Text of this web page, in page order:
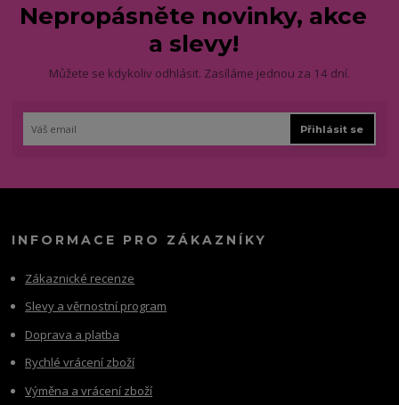
Nepropásněte novinky, akce
a slevy!
Můžete se kdykoliv odhlásit. Zasíláme jednou za 14 dní.
Přihlásit se
INFORMACE PRO ZÁKAZNÍKY
Zákaznické recenze
Slevy a věrnostní program
Doprava a platba
Rychlé vrácení zboží
Výměna a vrácení zboží